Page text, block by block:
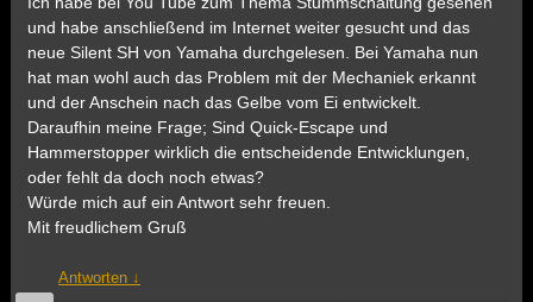
und habe anschließend im Internet weiter gesucht und das
neue Silent SH von Yamaha durchgelesen. Bei Yamaha nun
hat man wohl auch das Problem mit der Mechaniek erkannt
und der Anschein nach das Gelbe vom Ei entwickelt.
Daraufhin meine Frage; Sind Quick-Escape und
Hammerstopper wirklich die entscheidende Entwicklungen,
oder fehlt da doch noch etwas?
Würde mich auf ein Antwort sehr freuen.
Mit freudlichem Gruß
Antworten ↓